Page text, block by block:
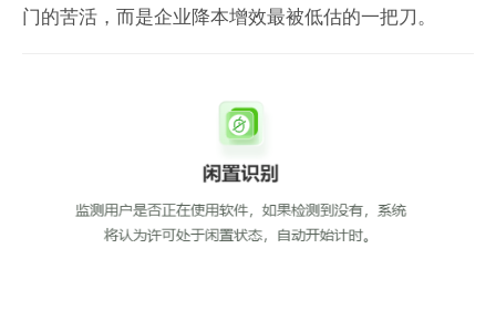
门的苦活，而是企业降本增效最被低估的一把刀。